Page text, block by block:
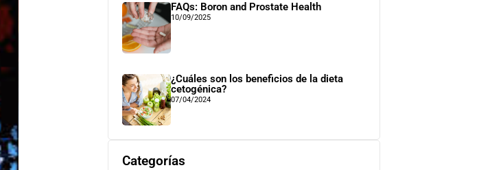
FAQs: Boron and Prostate Health
10/09/2025
¿Cuáles son los beneficios de la dieta
cetogénica?
07/04/2024
Categorías